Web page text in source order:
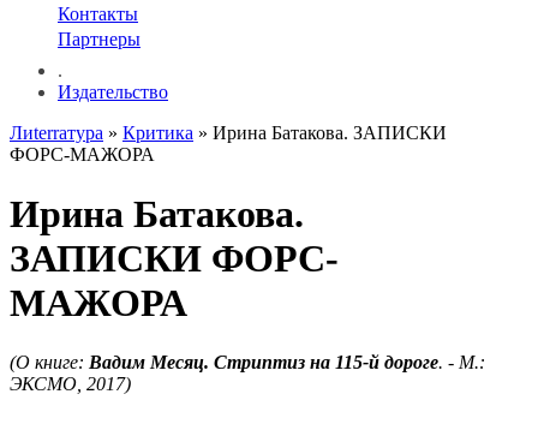
Контакты
Партнеры
.
Издательство
Лиterraтура » Критика » Ирина Батакова. ЗАПИСКИ
ФОРС-МАЖОРА
Ирина Батакова.
ЗАПИСКИ ФОРС-
МАЖОРА
(О книге: Вадим Месяц. Стриптиз на 115-й дороге. - М.:
ЭКСМО, 2017)